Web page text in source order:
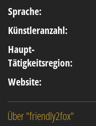
Sprache:
Künstleranzahl:
Haupt-
Tätigkeitsregion:
Website:
Über "friendly2fox"